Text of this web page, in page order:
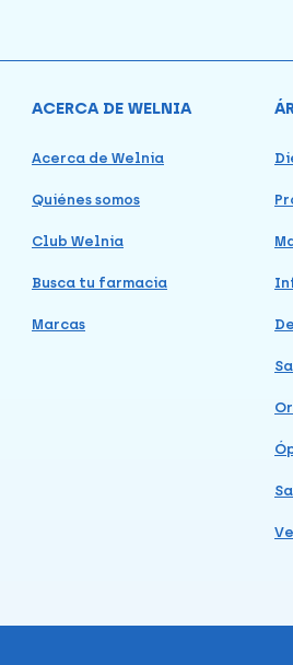
ACERCA DE WELNIA
Acerca de Welnia
Quiénes somos
Club Welnia
Busca tu farmacia
Marcas